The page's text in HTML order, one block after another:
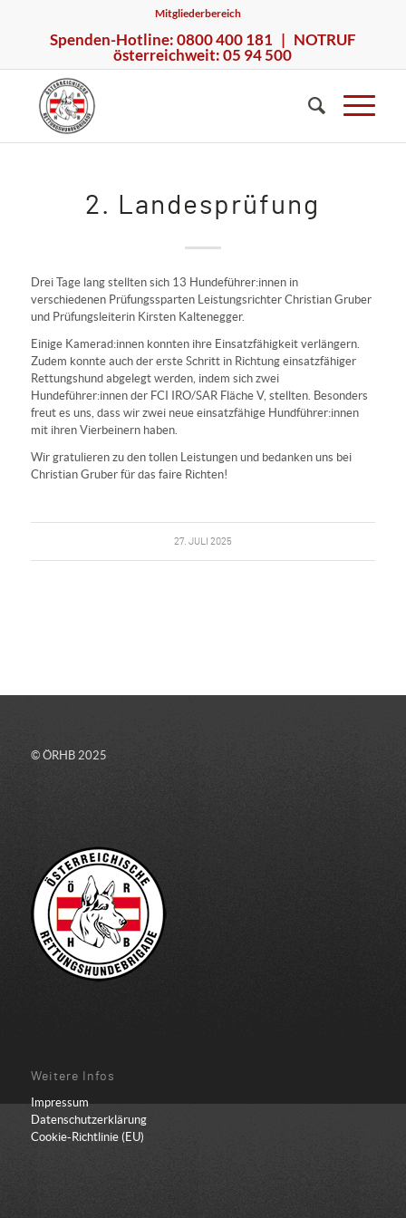
Mitgliederbereich
Spenden-Hotline: 0800 400 181 | NOTRUF
österreichweit: 05 94 500
2. Landesprüfung
Drei Tage lang stellten sich 13 Hundeführer:innen in
verschiedenen Prüfungssparten Leistungsrichter Christian Gruber
und Prüfungsleiterin Kirsten Kaltenegger.
Einige Kamerad:innen konnten ihre Einsatzfähigkeit verlängern.
Zudem konnte auch der erste Schritt in Richtung einsatzfähiger
Rettungshund abgelegt werden, indem sich zwei
Hundeführer:innen der FCI IRO/SAR Fläche V, stellten. Besonders
freut es uns, dass wir zwei neue einsatzfähige Hundführer:innen
mit ihren Vierbeinern haben.
Wir gratulieren zu den tollen Leistungen und bedanken uns bei
Christian Gruber für das faire Richten!
27. JULI 2025
© ÖRHB 2025
Weitere Infos
Impressum
Datenschutzerklärung
Cookie-Richtlinie (EU)